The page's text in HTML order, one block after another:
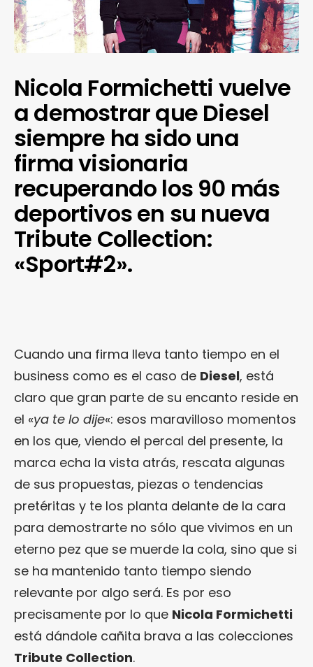
Nicola Formichetti vuelve
a demostrar que Diesel
siempre ha sido una
firma visionaria
recuperando los 90 más
deportivos en su nueva
Tribute Collection:
«Sport#2».
Cuando una firma lleva tanto tiempo en el
business como es el caso de Diesel, está
claro que gran parte de su encanto reside en
el «ya te lo dije«: esos maravilloso momentos
en los que, viendo el percal del presente, la
marca echa la vista atrás, rescata algunas
de sus propuestas, piezas o tendencias
pretéritas y te los planta delante de la cara
para demostrarte no sólo que vivimos en un
eterno pez que se muerde la cola, sino que si
se ha mantenido tanto tiempo siendo
relevante por algo será. Es por eso
precisamente por lo que Nicola Formichetti
está dándole cañita brava a las colecciones
Tribute Collection.